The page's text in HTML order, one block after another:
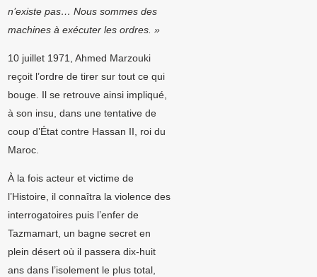
n’existe pas… Nous sommes des
machines à exécuter les ordres. »
10 juillet 1971, Ahmed Marzouki
reçoit l’ordre de tirer sur tout ce qui
bouge. Il se retrouve ainsi impliqué,
à son insu, dans une tentative de
coup d’État contre Hassan II, roi du
Maroc.
À la fois acteur et victime de
l’Histoire, il connaîtra la violence des
interrogatoires puis l’enfer de
Tazmamart, un bagne secret en
plein désert où il passera dix-huit
ans dans l’isolement le plus total,